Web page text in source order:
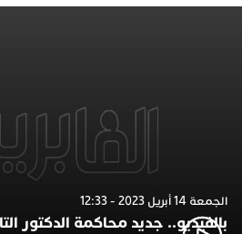
الجمعة 14 أبريل 2023 - 12:33
بالفيديو.. جديد محاكمة الدكتور